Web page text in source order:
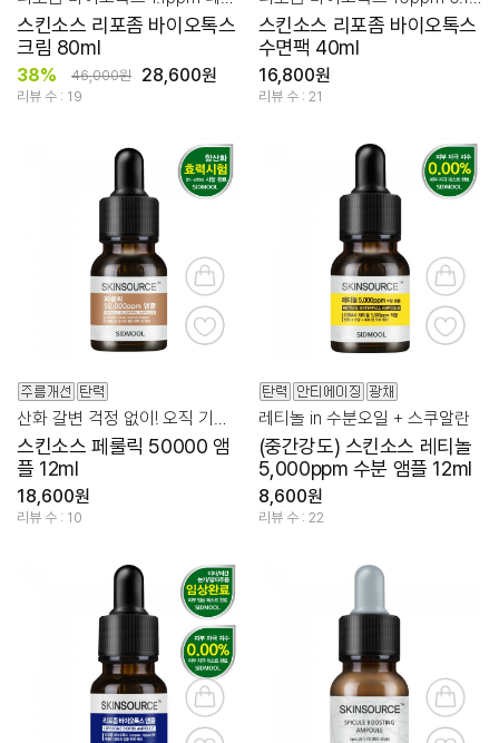
스킨소스 리포좀 바이오톡스
크림 80ml
38% 46,000원 28,600원
리뷰 수 : 19
스킨소스 리포좀 바이오톡스
수면팩 40ml
16,800원
리뷰 수 : 21
스킨소스 페룰릭 50000 앰
플 12ml
18,600원
리뷰 수 : 10
레티놀 in 수분오일 + 스쿠알란
(중간강도) 스킨소스 레티놀
5,000ppm 수분 앰플 12ml
8,600원
리뷰 수 : 22